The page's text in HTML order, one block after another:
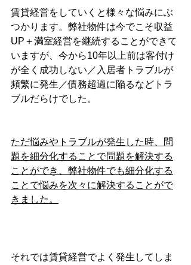
賃貸経営をしていくと様々な悩みにぶ
つかります。弊社物件は今でこそ収益
UP＋満室経営を継続することができて
いますが、今から10年以上前は客付け
が全く成功しない／入居者トラブルが
頻繁に発生／債務超過に陥るなどトラ
ブルだらけでした。
ただ悩みやトラブルが発生した時、問
題を細分化することで問題を解決する
ことができ、弊社物件でも細分化する
ことで悩みを次々に解決することがで
きました。
それでは賃貸経営でよく発生してしま